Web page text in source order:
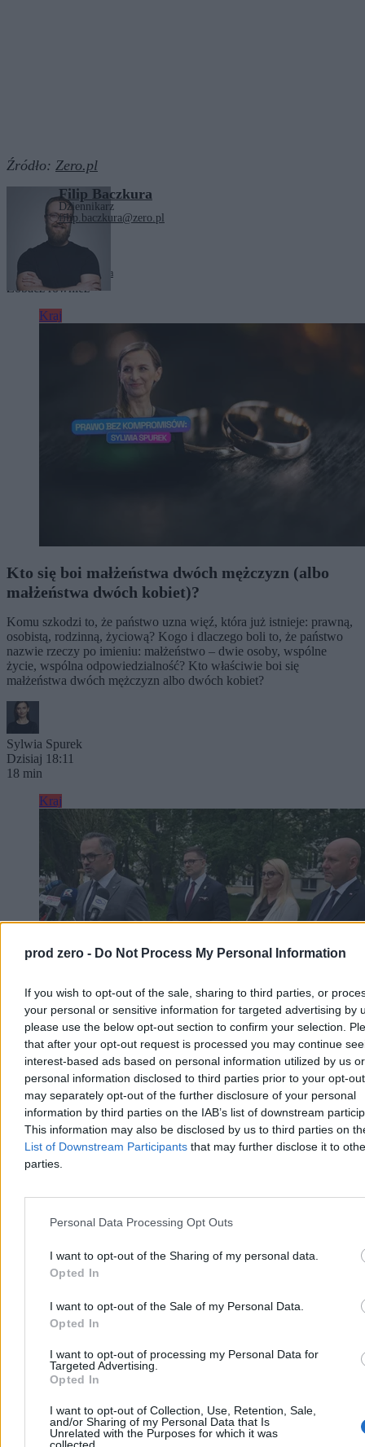
prod zero - Do Not Process My Personal Information
If you wish to opt-out of the sale, sharing to third parties, or
your personal or sensitive information for targeted advertising by
please use the below opt-out section to confirm your selection.
that after your opt-out request is processed you may continue
interest-based ads based on personal information utilized by us or
personal information disclosed to third parties prior to your opt-
may separately opt-out of the further disclosure of your personal
information by third parties on the IAB’s list of downstream
This information may also be disclosed by us to third parties on
List of Downstream Participants that may further disclose it to
parties.
Personal Data Processing Opt Outs
I want to opt-out of the Sharing of my personal data.
Opted In
I want to opt-out of the Sale of my Personal Data.
Opted In
I want to opt-out of processing my Personal Data for
Targeted Advertising.
Opted In
I want to opt-out of Collection, Use, Retention, Sale,
and/or Sharing of my Personal Data that Is
Unrelated with the Purposes for which it was
collected.
Źródło: Zero.pl
Filip Baczkura
Dziennikarz
filip.baczkura@zero.pl
Tagi:GetBack prokuratura
Zobacz również
Kraj
Kto się boi małżeństwa dwóch mężczyzn (albo
małżeństwa dwóch kobiet)?
Komu szkodzi to, że państwo uzna więź, która już istnieje: prawną,
osobistą, rodzinną, życiową? Kogo i dlaczego boli to, że państwo
nazwie rzeczy po imieniu: małżeństwo – dwie osoby, wspólne
życie, wspólna odpowiedzialność? Kto właściwie boi się
małżeństwa dwóch mężczyzn albo dwóch kobiet?
Sylwia Spurek
Dzisiaj 18:11
18 min
Kraj
800+ to za mało. Rozwój Plus Morawieckiego
mówi o ponad 3 tysiącach
Politycy klubu Rozwój Plus przedstawili propozycje mające
zatrzymać kryzys demograficzny w Polsce. Wśród pomysłów
znalazły się pensja rodzicielska dla opiekunów małych dzieci oraz
emerytalna składka rodzinna, która ma rekompensować rodzicom
niższe świadczenia emerytalne wynikające z macierzyństwa.
Tomasz Pałasz